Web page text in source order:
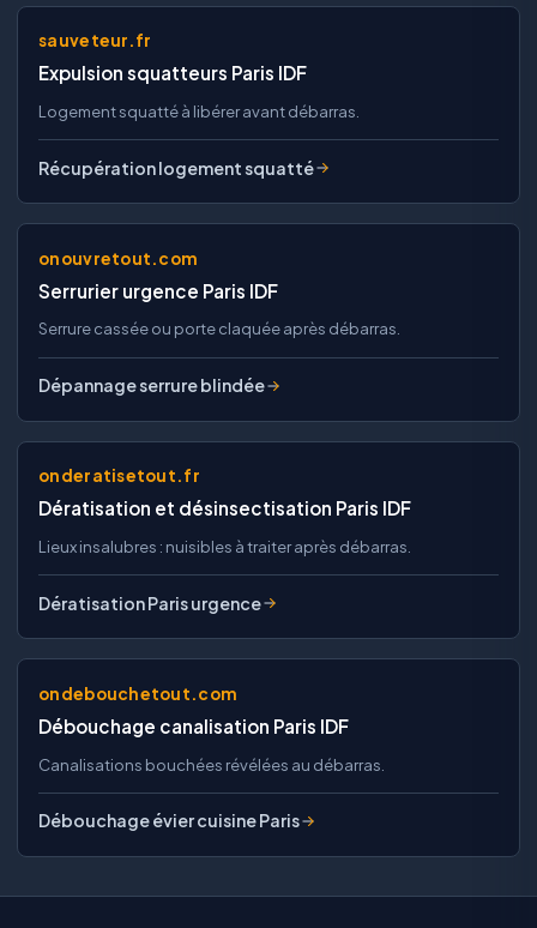
sauveteur.fr
Expulsion squatteurs Paris IDF
Logement squatté à libérer avant débarras.
Récupération logement squatté
onouvretout.com
Serrurier urgence Paris IDF
Serrure cassée ou porte claquée après débarras.
Dépannage serrure blindée
onderatisetout.fr
Dératisation et désinsectisation Paris IDF
Lieux insalubres : nuisibles à traiter après débarras.
Dératisation Paris urgence
ondebouchetout.com
Débouchage canalisation Paris IDF
Canalisations bouchées révélées au débarras.
Débouchage évier cuisine Paris